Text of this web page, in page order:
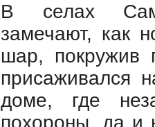
В селах
замечают, как
шар, покружив
присаживался
доме, где